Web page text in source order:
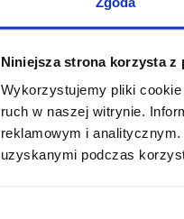
Niniejsza strona korzysta z
Wykorzystujemy pliki
ruch w naszej witrynie.
reklamowym i
uzyskanymi podczas
Dzięki